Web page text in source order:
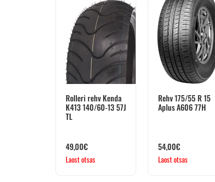
Rolleri rehv Kenda
K413 140/60-13 57J
TL
49,00€
Laost otsas
Rehv 175/55 R 15
Aplus A606 77H
54,00€
Laost otsas